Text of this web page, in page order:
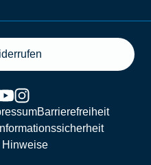
Barrierefreiheit
Informationssicherheit
Hinweise